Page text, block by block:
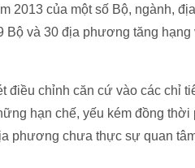
2013 của một số Bộ, ngành,
và 30 địa phương tăng hạng
điều chỉnh căn cứ vào các chỉ
hạn chế, yếu kém đồng thời
phương chưa thực sự quan